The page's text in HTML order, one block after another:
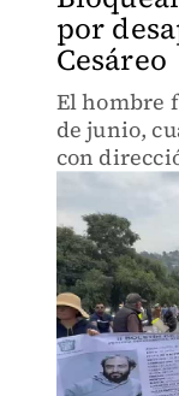
por
Cesáreo
El hombre
de junio,
con